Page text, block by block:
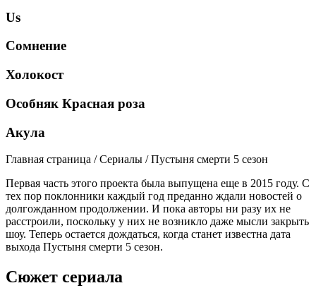
Us
Сомнение
Холокост
Особняк Красная роза
Акула
Главная страница / Сериалы / Пустыня смерти 5 сезон
Первая часть этого проекта была выпущена еще в 2015 году. С
тех пор поклонники каждый год преданно ждали новостей о
долгожданном продолжении. И пока авторы ни разу их не
расстроили, поскольку у них не возникло даже мысли закрыть
шоу. Теперь остается дождаться, когда станет известна дата
выхода Пустыня смерти 5 сезон.
Сюжет сериала